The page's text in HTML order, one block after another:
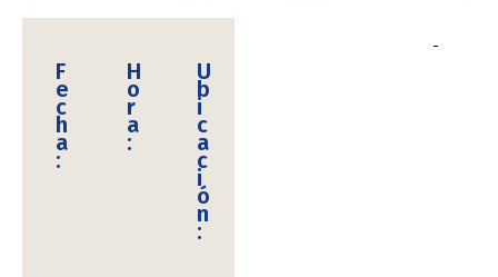
F
e
c
h
a
:
H
o
r
a
:
U
b
i
c
a
c
i
ó
n
: